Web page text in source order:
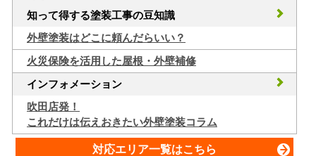
知って得する塗装工事の豆知識
外壁塗装はどこに頼んだらいい？
火災保険を活用した屋根・外壁補修
インフォメーション
吹田店発！
これだけは伝えおきたい外壁塗装コラム
対応エリア一覧はこちら